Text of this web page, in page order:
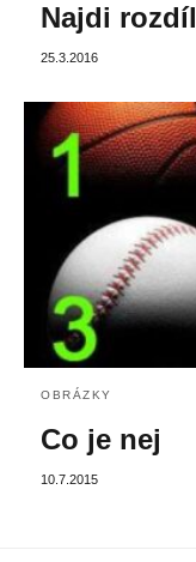
Najdi rozdíl
25.3.2016
OBRÁZKY
Co je nej
10.7.2015